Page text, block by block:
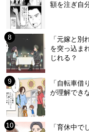
額を注ぎ自
「元嫁と
を突っ込ま
じれる？
「自転車
が理解でき
「育休中